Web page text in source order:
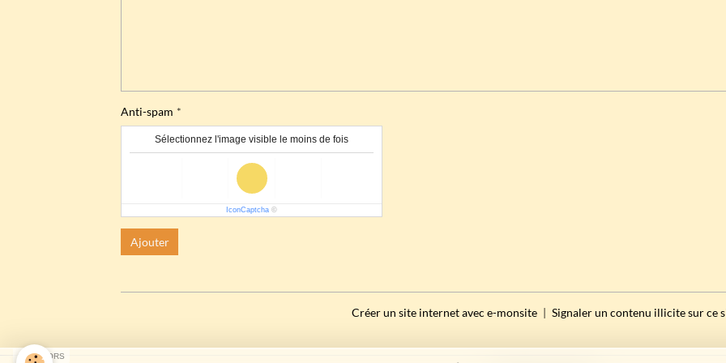
Anti-spam
Sélectionnez l'image visible le moins de fois
IconCaptcha ©
Ajouter
Créer un site internet avec e-monsite Signaler un contenu illicite sur ce
SPONSORS